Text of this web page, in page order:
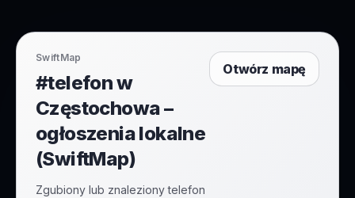
SwiftMap
#telefon w
Częstochowa –
ogłoszenia lokalne
(SwiftMap)
Zgubiony lub znaleziony telefon
Otwórz mapę